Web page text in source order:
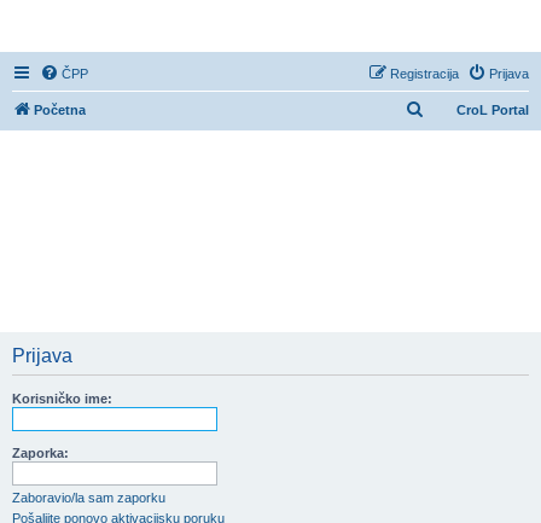
ČPP Prijava
Registracija
CroL Portal
Početna
Prijava
Korisničko ime:
Zaporka:
Zaboravio/la sam zaporku
Pošaljite ponovo aktivacijsku poruku